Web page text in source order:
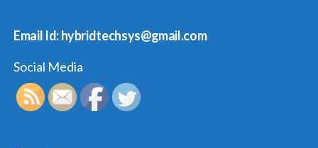
Email Id: hybridtechsys@gmail.com
Social Media